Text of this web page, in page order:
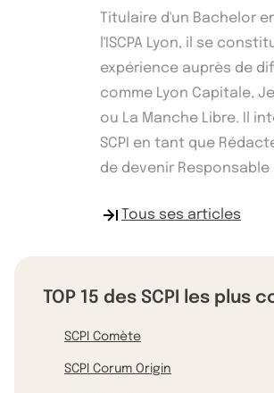
Titulaire d'un Bachelor
l'ISCPA Lyon, il se
expérience auprès de
comme Lyon Capitale,
ou La Manche Libre. Il
SCPI en tant que
de devenir
Tous ses articles
TOP 15 des SCPI les plus
SCPI Comète
SCPI Corum Origin